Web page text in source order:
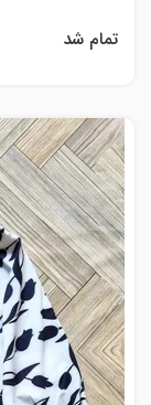
تمام شد